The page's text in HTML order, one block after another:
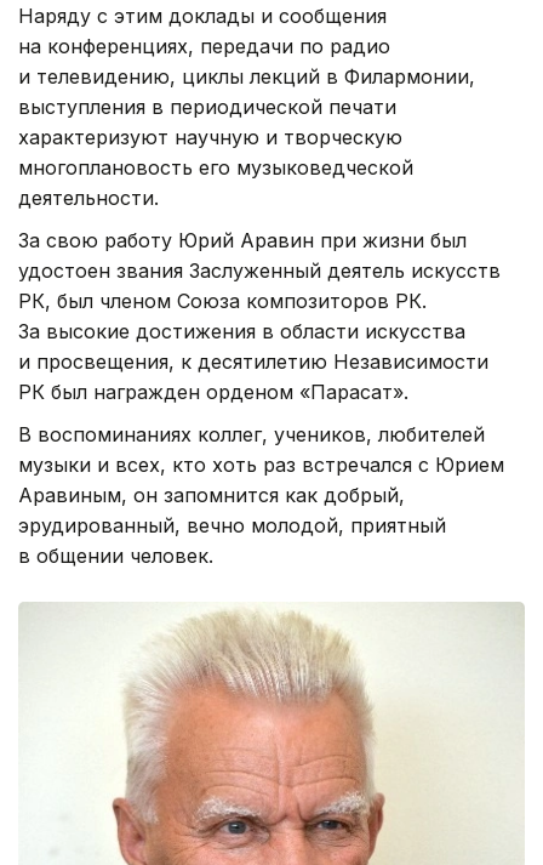
Наряду с этим доклады и сообщения
на конференциях, передачи по радио
и телевидению, циклы лекций в Филармонии,
выступления в периодической печати
характеризуют научную и творческую
многоплановость его музыковедческой
деятельности.
За свою работу Юрий Аравин при жизни был
удостоен звания Заслуженный деятель искусств
РК, был членом Союза композиторов РК.
За высокие достижения в области искусства
и просвещения, к десятилетию Независимости
РК был награжден орденом «Парасат».
В воспоминаниях коллег, учеников, любителей
музыки и всех, кто хоть раз встречался с Юрием
Аравиным, он запомнится как добрый,
эрудированный, вечно молодой, приятный
в общении человек.